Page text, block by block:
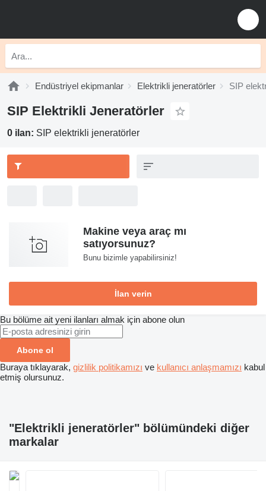
Endüstriyel ekipmanlar Elektrikli jeneratörler SIP
SIP Elektrikli Jeneratörler
0 ilan: SIP elektrikli jeneratörler
Makine veya araç mı
satıyorsunuz?
Bunu bizimle yapabilirsiniz!
İlan verin
Bu bölüme ait yeni ilanları almak için abone olun
Abone ol
Buraya tıklayarak, gizlilik politikamızı ve kullanıcı anlaşmamızı kabul
etmiş olursunuz.
"Elektrikli jeneratörler" bölümündeki diğer
markalar